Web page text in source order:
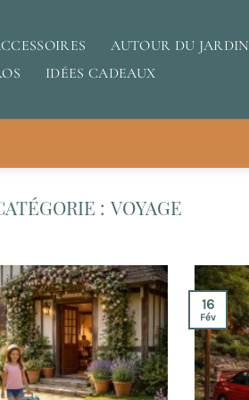
AUTOUR DU JARDIN
IDÉES CADEAUX
VOYAGE
16
Fév